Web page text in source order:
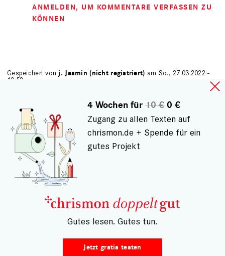
ANMELDEN, UM KOMMENTARE VERFASSEN ZU
KÖNNEN
Gespeichert von j. Jasmin (nicht registriert) am So., 27.03.2022 -
10:52
Zweifellos ist Hass ist schlecht. Ein grundsätzliche
Frage ist aber doch, mit welchem Argument Sie denen,
die zwar noch lange nicht die größten CO2-
Fußabdrücke haben, aber allein schon von ihrer Zahl
und ihrer noch zu erwartenden Vermehrung zu den
Hauptsündern zählen, auch nur einen bescheidenden
Teil unseres Wohlstandes vorenthalten wollen. Dabei
ist doch für das tägliche Wohl nicht entscheidend zu
wissen, was realistisch zu erwarten ist, sondern was
die westliche Luxuswelt denen vorzeigt. Wenn die auch
nur wenig oder gar nichts davon erreichen, wird das
4 Wochen für10 €0 €
Zugang zu allen Texten auf
chrismon.de + Spende für ein
gutes Projekt
– Gutes lesen. Gutes tun.
Jetzt gratis testen